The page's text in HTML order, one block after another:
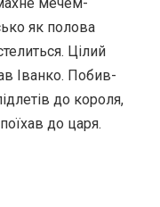
як полова
Цілий
Іванко. Побив-
до короля,
до царя.